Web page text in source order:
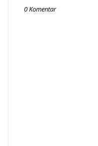
0 Komentar